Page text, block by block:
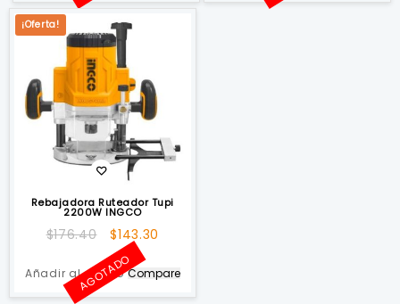
¡Oferta!
Rebajadora Ruteador Tupi
2200W INGCO
$176.40
El
precio
original
$143.30
actual
Añadir al carrito
AGOTADOCompare